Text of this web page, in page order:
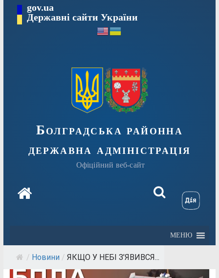
Перейтиgov.ua
Державні сайти України
Болградська районна
державна адміністрація
Офіційний веб-сайт
МЕНЮ
/ Новини / ЯКЩО У НЕБІ З’ЯВИВСЯ...